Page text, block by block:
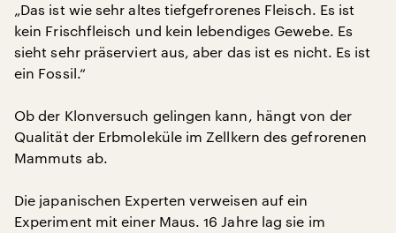
„Das ist wie sehr altes tiefgefrorenes Fleisch. Es ist
kein Frischfleisch und kein lebendiges Gewebe. Es
sieht sehr präserviert aus, aber das ist es nicht. Es ist
ein Fossil.“
Ob der Klonversuch gelingen kann, hängt von der
Qualität der Erbmoleküle im Zellkern des gefrorenen
Mammuts ab.
Die japanischen Experten verweisen auf ein
Experiment mit einer Maus. 16 Jahre lag sie im